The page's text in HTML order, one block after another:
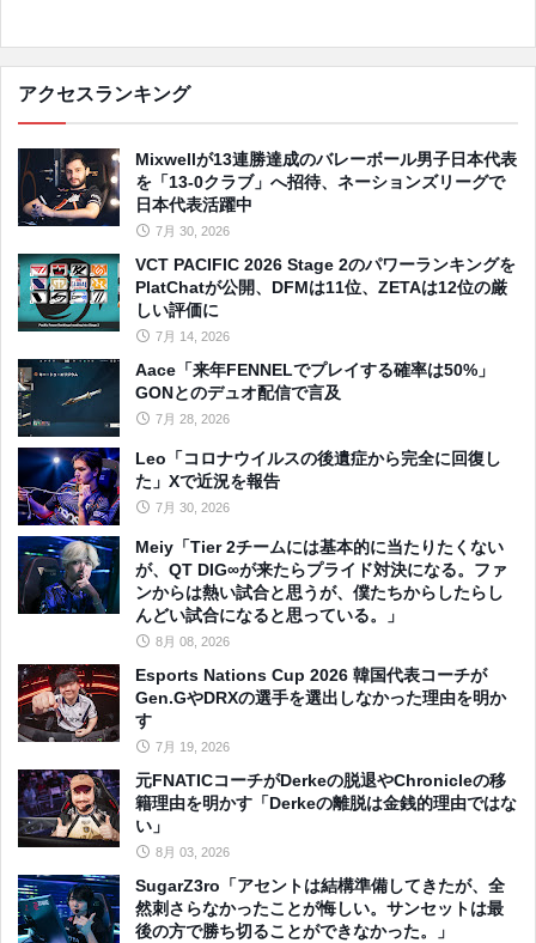
アクセスランキング
Mixwellが13連勝達成のバレーボール男子日本代表
を「13-0クラブ」へ招待、ネーションズリーグで
日本代表活躍中
7月 30, 2026
VCT PACIFIC 2026 Stage 2のパワーランキングを
PlatChatが公開、DFMは11位、ZETAは12位の厳
しい評価に
7月 14, 2026
Aace「来年FENNELでプレイする確率は50%」
GONとのデュオ配信で言及
7月 28, 2026
Leo「コロナウイルスの後遺症から完全に回復し
た」Xで近況を報告
7月 30, 2026
Meiy「Tier 2チームには基本的に当たりたくない
が、QT DIG∞が来たらプライド対決になる。ファ
ンからは熱い試合と思うが、僕たちからしたらし
んどい試合になると思っている。」
8月 08, 2026
Esports Nations Cup 2026 韓国代表コーチが
Gen.GやDRXの選手を選出しなかった理由を明か
す
7月 19, 2026
元FNATICコーチがDerkeの脱退やChronicleの移
籍理由を明かす「Derkeの離脱は金銭的理由ではな
い」
8月 03, 2026
SugarZ3ro「アセントは結構準備してきたが、全
然刺さらなかったことが悔しい。サンセットは最
後の方で勝ち切ることができなかった。」